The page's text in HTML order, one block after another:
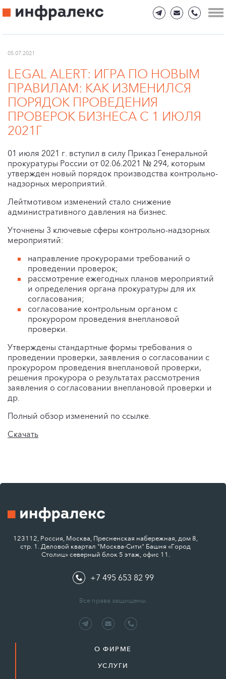
05.07.2021
LEGAL ALERT: ИГРА ПО НОВЫМ
ПРАВИЛАМ: КАК ИЗМЕНИЛСЯ
ПОРЯДОК ПРОВЕДЕНИЯ
ПРОВЕРОК БИЗНЕСА С 1 ИЮЛЯ
2021Г
01 июля 2021 г. вступил в силу Приказ Генеральной
прокуратуры России от 02.06.2021 № 294, которым
утвержден новый порядок производства контрольно-
надзорных мероприятий.
Лейтмотивом изменений стало снижение
административного давления на бизнес.
Уточнены 3 ключевые сферы контрольно-надзорных
мероприятий:
направление прокурорами требований о
проведении проверок;
рассмотрение ежегодных планов мероприятий
и определения органа прокуратуры для их
согласования;
согласование контрольным органом с
прокурором проведения внеплановой
проверки.
Утверждены стандартные формы требования о
проведении проверки, заявления о согласовании с
прокурором проведения внеплановой проверки,
решения прокурора о результатах рассмотрения
заявления о согласовании внеплановой проверки и
др.
Полный обзор изменений по ссылке.
Скачать
123112, Россия, Москва, Пресненская набережная, дом 8,
стр. 1. Деловой квартал "Москва-Сити" Башня «Город
Столиц» северный блок 5 этаж, офис 11.
+7 495 653 82 99
Все права защищены.
О ФИРМЕ
УСЛУГИ